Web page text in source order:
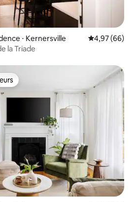
⋅ Kernersville Évaluation
4,97 (66)
la Triade